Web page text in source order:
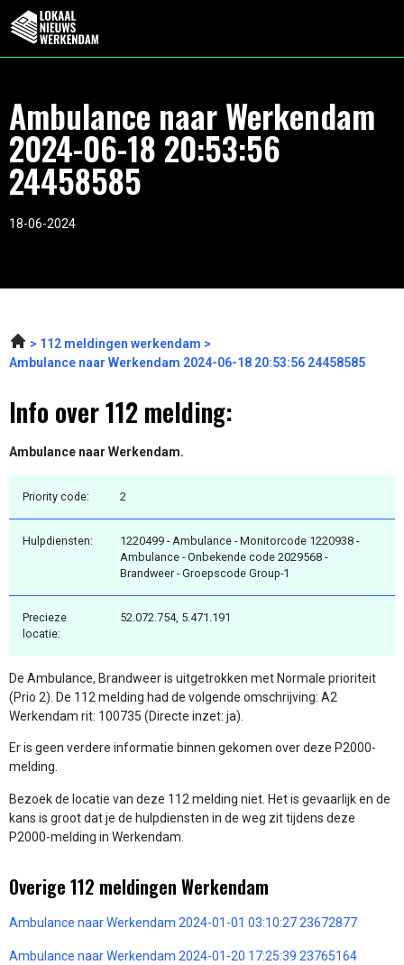
Ambulance naar Werkendam
2024-06-18 20:53:56
24458585
18-06-2024
112 meldingen werkendam
Ambulance naar Werkendam 2024-06-18 20:53:56 24458585
Info over 112 melding:
Ambulance naar Werkendam.
Priority code: 2
Hulpdiensten:
1220499 - Ambulance - Monitorcode 1220938 -
Ambulance - Onbekende code 2029568 -
Brandweer - Groepscode Group-1
Precieze
locatie:
52.072.754, 5.471.191
De Ambulance, Brandweer is uitgetrokken met Normale prioriteit
(Prio 2). De 112 melding had de volgende omschrijving: A2
Werkendam rit: 100735 (Directe inzet: ja).
Er is geen verdere informatie binnen gekomen over deze P2000-
melding.
Bezoek de locatie van deze 112 melding niet. Het is gevaarlijk en de
kans is groot dat je de hulpdiensten in de weg zit tijdens deze
P2000-melding in Werkendam.
Overige 112 meldingen Werkendam
Ambulance naar Werkendam 2024-01-01 03:10:27 23672877
Ambulance naar Werkendam 2024-01-20 17:25:39 23765164